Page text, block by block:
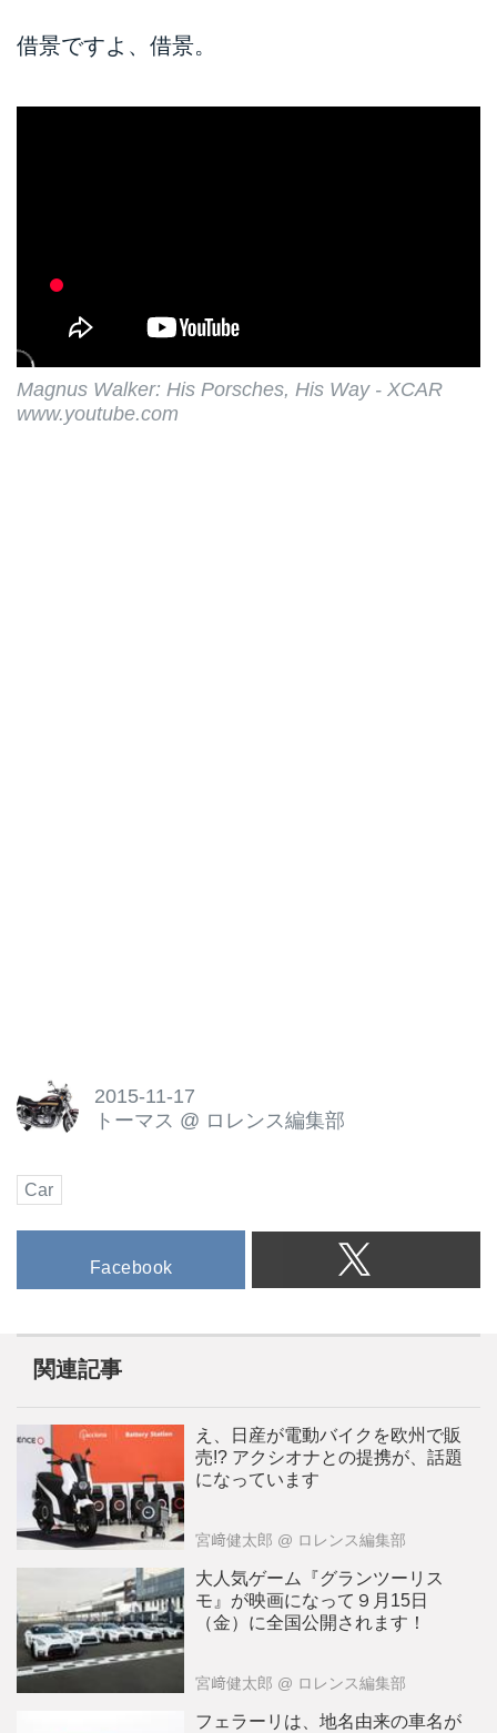
借景ですよ、借景。
Magnus Walker: His Porsches, His Way - XCAR
www.youtube.com
2015-11-17
トーマス @ ロレンス編集部
Car
Facebook
関連記事
え、日産が電動バイクを欧州で販
売!? アクシオナとの提携が、話題
になっています
宮﨑健太郎 @ ロレンス編集部
大人気ゲーム『グランツーリス
モ』が映画になって９月15日
（金）に全国公開されます！
宮﨑健太郎 @ ロレンス編集部
フェラーリは、地名由来の車名が